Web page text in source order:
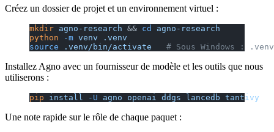
Créez un dossier de projet et un environnement virtuel :
mkdir agno-research && cd
agno-research
python -m venv .venv
source .venv/bin/activate
# Sous Windows :
Installez Agno avec un fournisseur de modèle et les outils que nous
utiliserons :
pip install -U agno openai ddgs lancedb tantivy
Une note rapide sur le rôle de chaque paquet :